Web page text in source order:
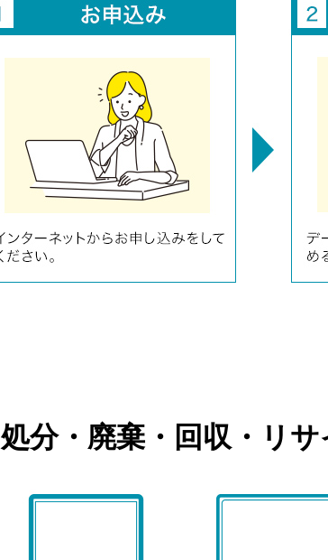
処分・廃棄・回収・リ